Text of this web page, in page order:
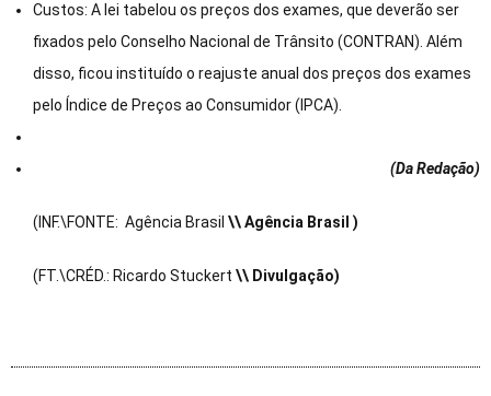
Custos: A lei tabelou os preços dos exames, que deverão ser
fixados pelo Conselho Nacional de Trânsito (CONTRAN). Além
disso, ficou instituído o reajuste anual dos preços dos exames
pelo Índice de Preços ao Consumidor (IPCA).
(Da Redação)
(INF.\FONTE: Agência Brasil \\ Agência Brasil )
(FT.\CRÉD.: Ricardo Stuckert \\ Divulgação)